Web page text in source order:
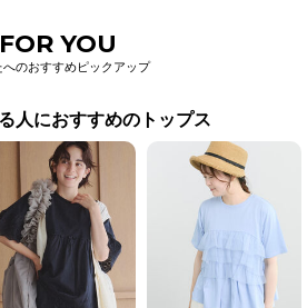
FOR YOU
へのおすすめピックアップ
人におすすめのトップス